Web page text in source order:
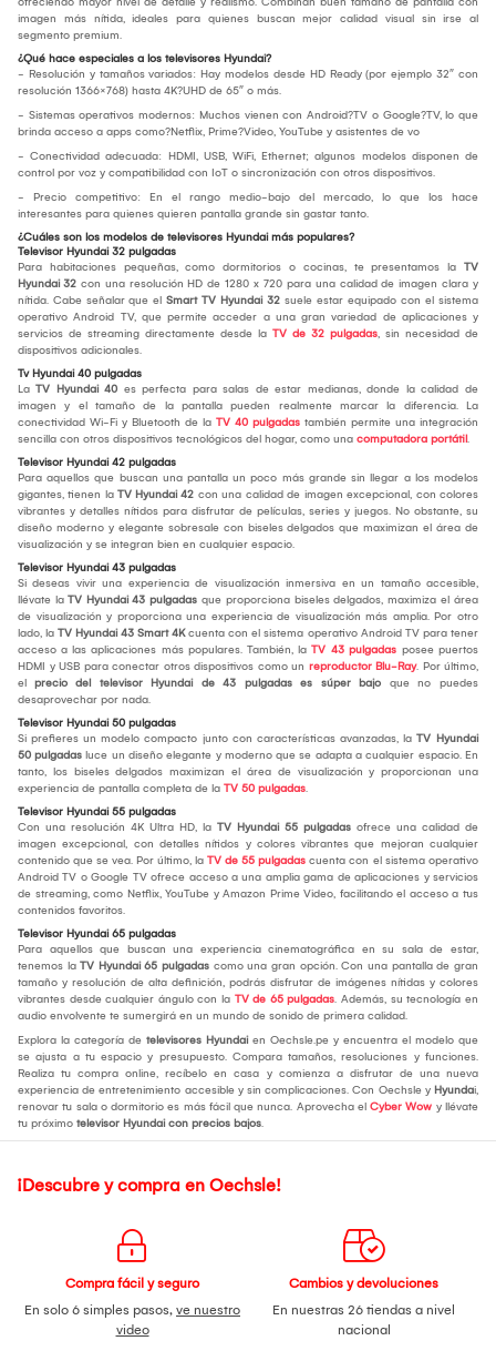
imagen más nítida, ideales para quienes buscan mejor calidad visual sin irse al
segmento premium.
¿Qué hace especiales a los televisores Hyundai?
- Resolución y tamaños variados: Hay modelos desde HD Ready (por ejemplo 32″ con
resolución 1366×768) hasta 4K?UHD de 65″ o más.
- Sistemas operativos modernos: Muchos vienen con Android?TV o Google?TV, lo que
brinda acceso a apps como?Netflix, Prime?Video, YouTube y asistentes de vo
- Conectividad adecuada: HDMI, USB, WiFi, Ethernet; algunos modelos disponen de
control por voz y compatibilidad con IoT o sincronización con otros dispositivos.
- Precio competitivo: En el rango medio-bajo del mercado, lo que los hace
interesantes para quienes quieren pantalla grande sin gastar tanto.
¿Cuáles son los modelos de televisores Hyundai más populares?
Televisor Hyundai 32 pulgadas
Para habitaciones pequeñas, como dormitorios o cocinas, te presentamos la TV
Hyundai 32 con una resolución HD de 1280 x 720 para una calidad de imagen clara y
nítida. Cabe señalar que el Smart TV Hyundai 32 suele estar equipado con el sistema
operativo Android TV, que permite acceder a una gran variedad de aplicaciones y
servicios de streaming directamente desde la TV de 32 pulgadas, sin necesidad de
dispositivos adicionales.
Tv Hyundai 40 pulgadas
La TV Hyundai 40 es perfecta para salas de estar medianas, donde la calidad de
imagen y el tamaño de la pantalla pueden realmente marcar la diferencia. La
conectividad Wi-Fi y Bluetooth de la TV 40 pulgadas también permite una integración
sencilla con otros dispositivos tecnológicos del hogar, como una computadora portátil.
Televisor Hyundai 42 pulgadas
Para aquellos que buscan una pantalla un poco más grande sin llegar a los modelos
gigantes, tienen la TV Hyundai 42 con una calidad de imagen excepcional, con colores
vibrantes y detalles nítidos para disfrutar de películas, series y juegos. No obstante, su
diseño moderno y elegante sobresale con biseles delgados que maximizan el área de
visualización y se integran bien en cualquier espacio.
Televisor Hyundai 43 pulgadas
Si deseas vivir una experiencia de visualización inmersiva en un tamaño accesible,
llévate la TV Hyundai 43 pulgadas que proporciona biseles delgados, maximiza el área
de visualización y proporciona una experiencia de visualización más amplia. Por otro
lado, la TV Hyundai 43 Smart 4Kcuenta con el sistema operativo Android TV para tener
acceso a las aplicaciones más populares. También, la TV 43 pulgadas posee puertos
HDMI y USB para conectar otros dispositivos como un reproductor Blu-Ray. Por último,
el precio del televisor Hyundai de 43 pulgadas es súper bajo que no puedes
desaprovechar por nada.
Televisor Hyundai 50 pulgadas
Si prefieres un modelo compacto junto con características avanzadas, la TV Hyundai
50 pulgadas luce un diseño elegante y moderno que se adapta a cualquier espacio. En
tanto, los biseles delgados maximizan el área de visualización y proporcionan una
experiencia de pantalla completa de la TV 50 pulgadas.
Televisor Hyundai 55 pulgadas
Con una resolución 4K Ultra HD, la TV Hyundai 55 pulgadas ofrece una calidad de
imagen excepcional, con detalles nítidos y colores vibrantes que mejoran cualquier
contenido que se vea. Por último, la TV de 55 pulgadas cuenta con el sistema operativo
Android TV o Google TV ofrece acceso a una amplia gama de aplicaciones y servicios
de streaming, como Netflix, YouTube y Amazon Prime Video, facilitando el acceso a tus
contenidos favoritos.
Televisor Hyundai 65 pulgadas
Para aquellos que buscan una experiencia cinematográfica en su sala de estar,
tenemos la TV Hyundai 65 pulgadas como una gran opción. Con una pantalla de gran
tamaño y resolución de alta definición, podrás disfrutar de imágenes nítidas y colores
vibrantes desde cualquier ángulo con la TV de 65 pulgadas. Además, su tecnología en
audio envolvente te sumergirá en un mundo de sonido de primera calidad.
Explora la categoría de televisores Hyundai en Oechsle.pe y encuentra el modelo que
se ajusta a tu espacio y presupuesto. Compara tamaños, resoluciones y funciones.
Realiza tu compra online, recíbelo en casa y comienza a disfrutar de una nueva
experiencia de entretenimiento accesible y sin complicaciones. Con Oechsle y Hyundai,
renovar tu sala o dormitorio es más fácil que nunca. Aprovecha el Cyber Wow y llévate
tu próximo televisor Hyundai con precios bajos.
¡Descubre y compra en Oechsle!
Compra fácil y seguro
En solo 6 simples pasos, ve nuestro
video
Cambios y devoluciones
En nuestras 26 tiendas a nivel
nacional